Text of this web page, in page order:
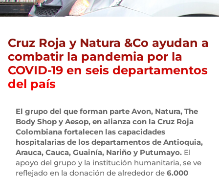
Cruz Roja y Natura &Co ayudan a
combatir la pandemia por la
COVID-19 en seis departamentos
del país
El grupo del que forman parte Avon, Natura, The
Body Shop y Aesop, en alianza con la Cruz Roja
Colombiana fortalecen las capacidades
hospitalarias de los departamentos de Antioquia,
Arauca, Cauca, Guainía, Nariño y Putumayo. El
apoyo del grupo y la institución humanitaria, se ve
reflejado en la donación de alrededor de 6.000